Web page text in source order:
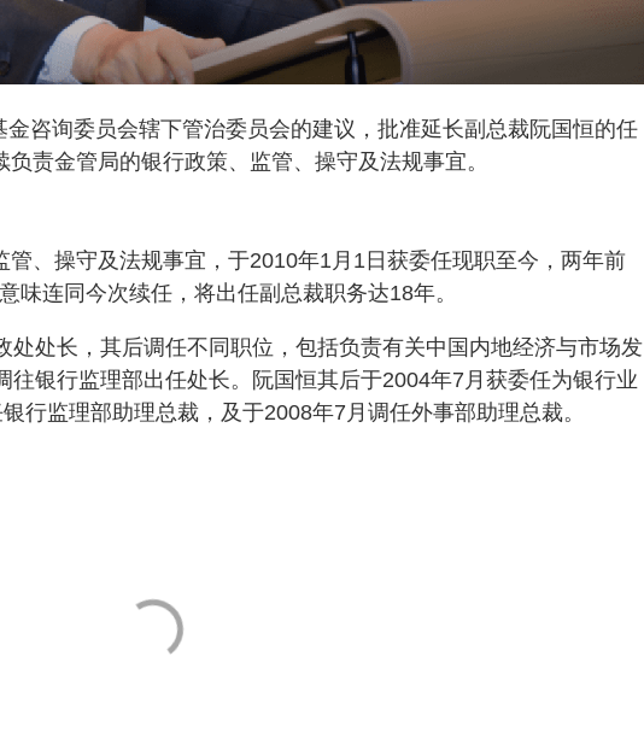
咨询委员会辖下管治委员会的建议，批准延长副总裁阮国恒的任
责金管局的银行政策、监管、操守及法规事宜。
、操守及法规事宜，于2010年1月1日获委任现职至今，两年前
味连同今次续任，将出任副总裁职务达18年。
处处长，其后调任不同职位，包括负责有关中国内地经济与市场发
往银行监理部出任处长。阮国恒其后于2004年7月获委任为银行业
行监理部助理总裁，及于2008年7月调任外事部助理总裁。